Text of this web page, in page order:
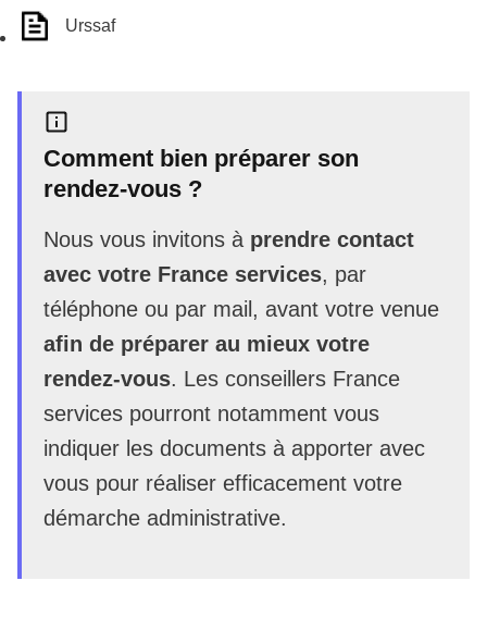
Urssaf
Comment bien préparer son
rendez-vous ?
Nous vous invitons à prendre contact
avec votre France services, par
téléphone ou par mail, avant votre venue
afin de préparer au mieux votre
rendez-vous. Les conseillers France
services pourront notamment vous
indiquer les documents à apporter avec
vous pour réaliser efficacement votre
démarche administrative.